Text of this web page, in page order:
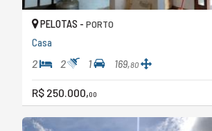
PELOTAS - PORTO
Casa
2 2 1 169,80
R$ 250.000,00